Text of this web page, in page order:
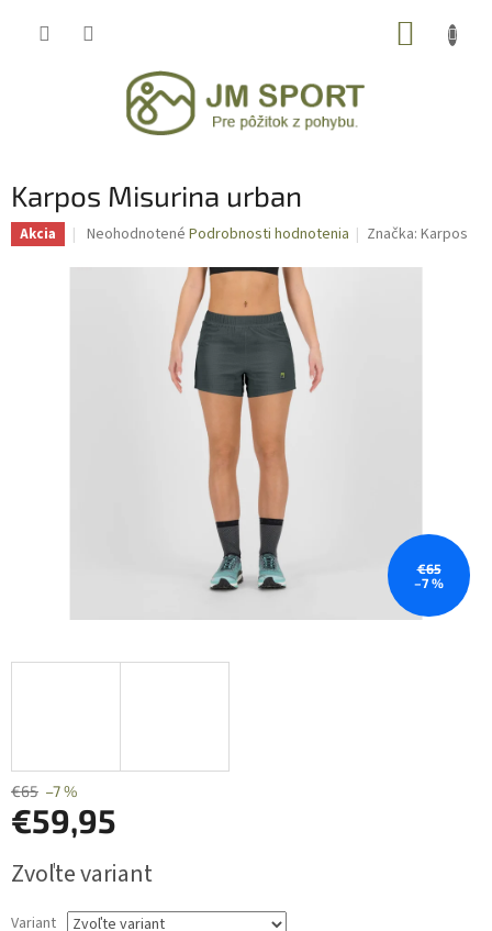
Karpos Misurina urban
Akcia
Priemerné
produktu
Neohodnotené Podrobnosti hodnotenia Značka:Karpos
€65
–7 %
€65 –7 %
€59,95
cena:
Zvoľte variant
Variant